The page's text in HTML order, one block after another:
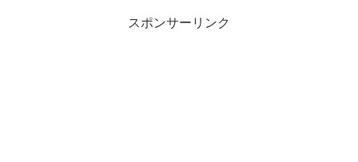
スポンサーリンク